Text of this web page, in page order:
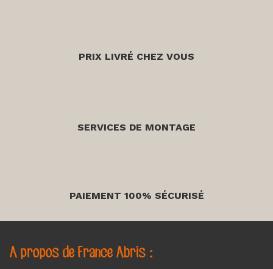
PRIX LIVRÉ CHEZ VOUS
SERVICES DE MONTAGE
PAIEMENT 100% SÉCURISÉ
A propos de France Abris :